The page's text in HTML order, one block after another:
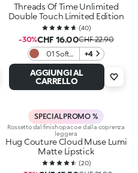
Threads Of Time Unlimited
Double Touch Limited Edition
(40)
-30%CHF 16.00CHF 22.90
01 Soft
Chestnut
+4
AGGIUNGI AL
CARRELLO
SPECIAL PROMO %
Rossetto dal finish opaco e dalla coprenza
leggera
Hug Couture Cloud Muse Lumi
Matte Lipstick
(20)